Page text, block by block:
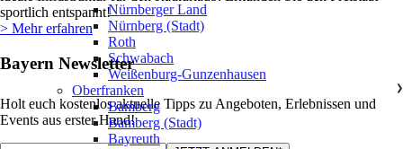
sportlich entspannt!
> Mehr erfahren
Bayern Newsletter
Holt euch kostenlos aktuelle Tipps zu Angeboten, Erlebnissen und
Events aus erster Hand!
Nürnberger Land
Nürnberg (Stadt)
Roth
Schwabach
Weißenburg-Gunzenhausen
Oberfranken
❯
Bamberg
Bamberg (Stadt)
Bayreuth